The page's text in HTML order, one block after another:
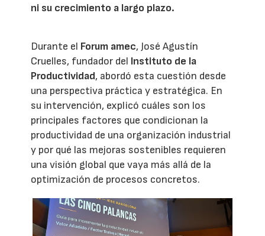
ni su crecimiento a largo plazo.
Durante el Forum amec, José Agustín
Cruelles, fundador del Instituto de la
Productividad, abordó esta cuestión desde
una perspectiva práctica y estratégica. En
su intervención, explicó cuáles son los
principales factores que condicionan la
productividad de una organización industrial
y por qué las mejoras sostenibles requieren
una visión global que vaya más allá de la
optimización de procesos concretos.